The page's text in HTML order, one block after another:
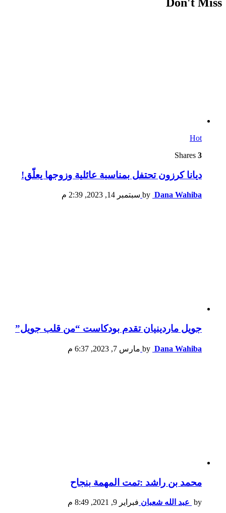
Hot
3
ديانا كرزون تحتفل بمناسبة عائلية وزوجها يعلّق!
by Dana Wahiba سبتمبر 14, 2023, 2:39 م
جويل ماردينيان تقدم بودكاست “من قلب جويل”
by Dana Wahiba مارس 7, 2023, 6:37 م
محمد بن راشد :تمت المهمة بنجاح
by عبد الله شعبان فبراير 9, 2021, 8:49 م